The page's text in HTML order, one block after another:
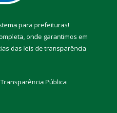
para prefeituras!
onde garantimos em
das leis de transparência
Pública